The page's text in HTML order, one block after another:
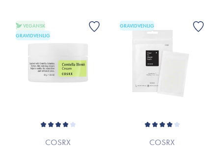
VEGANSK
GRAVIDVENLIG
COSRX
GRAVIDVENLIG
COSRX